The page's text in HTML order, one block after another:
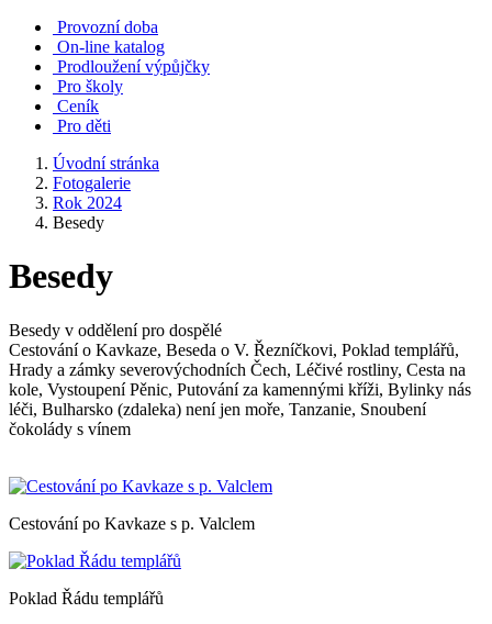
Provozní doba
On-line katalog
Prodloužení výpůjčky
Pro školy
Ceník
Pro děti
Úvodní stránka
Fotogalerie
Rok 2024
Besedy
Besedy
Besedy v oddělení pro dospělé
Cestování o Kavkaze, Beseda o V. Řezníčkovi, Poklad templářů,
Hrady a zámky severovýchodních Čech, Léčivé rostliny, Cesta na
kole, Vystoupení Pěnic, Putování za kamennými kříži, Bylinky nás
léči, Bulharsko (zdaleka) není jen moře, Tanzanie, Snoubení
čokolády s vínem
Cestování po Kavkaze s p. Valclem
Poklad Řádu templářů